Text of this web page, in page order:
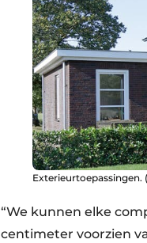
Exterieurtoepassingen.
“We kunnen elke
centimeter voorzien